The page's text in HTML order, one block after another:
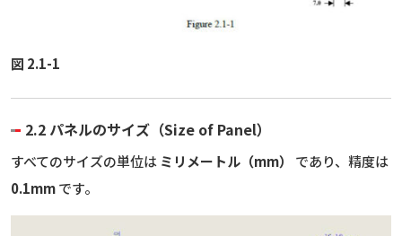
図 2.1-1
2.2 パネルのサイズ（Size of Panel）
すべてのサイズの単位は ミリメートル（mm）
であり、精度は
0.1mmです。